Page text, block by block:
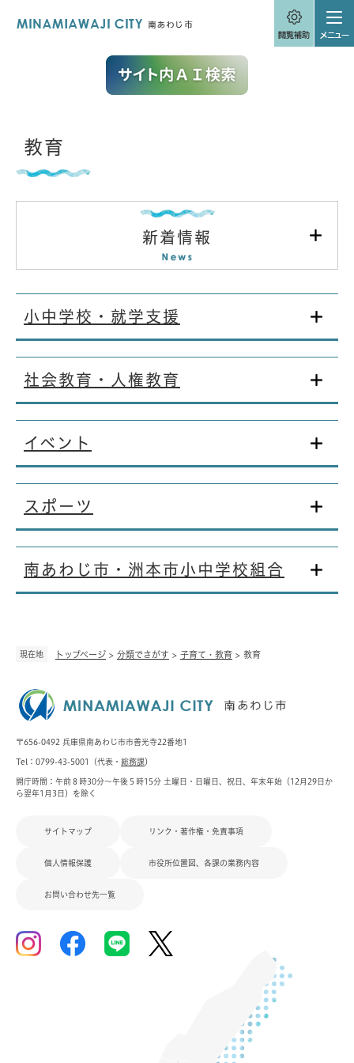
現在地 トップページ > 分類でさがす > 子育て・教育 > 教育
文教育
新着情報
小中学校・就学支援
社会教育・人権教育
イベント
スポーツ
南あわじ市・洲本市小中学校組合
〒656-0492 兵庫県南あわじ市市善光寺22番地1
Tel：0799-43-5001（代表・ 総務課）
開庁時間：午前８時30分～午後５時15分 土曜日・日曜日、祝日、年末年始（12月29日か
ら翌年1月3日）を除く
サイトマップ リンク・著作権・免責事項
個人情報保護 市役所位置図、各課の業務内容
お問い合わせ先一覧